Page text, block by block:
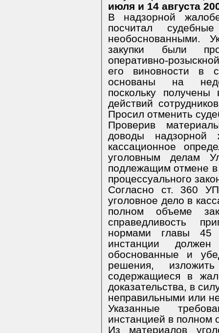
июля и 14 августа
В надзорной
посчитал
необоснованными.
закупки были
оперативно-
его виновности в
основаны на
поскольку получены
действий
Просил отменить
Проверив
доводы надзорной
кассационное
уголовным делам
подлежащим отмене в
процессуального
Согласно ст. 360
уголовное дело в
полном объеме
справедливость
нормами главы
инстанции
обоснованные и
решения,
содержащиеся в
доказательства, в
неправильными или
Указанные
инстанцией в
Из материалов